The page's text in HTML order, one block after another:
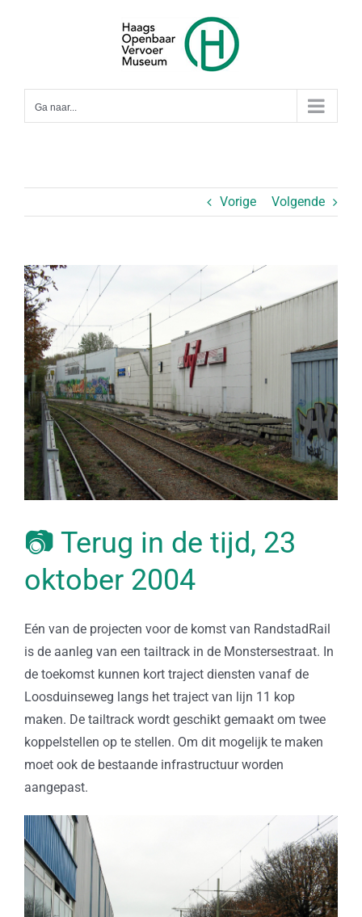
Ga naar...
Vorige Volgende
Bekijk
grotere
afbeelding
📷 Terug in de tijd, 23
oktober 2004
Eén van de projecten voor de komst van RandstadRail
is de aanleg van een tailtrack in de Monstersestraat. In
de toekomst kunnen kort traject diensten vanaf de
Loosduinseweg langs het traject van lijn 11 kop
maken. De tailtrack wordt geschikt gemaakt om twee
koppelstellen op te stellen. Om dit mogelijk te maken
moet ook de bestaande infrastructuur worden
aangepast.